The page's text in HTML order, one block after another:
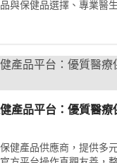
與保健品選擇、專業醫
產品平台：優質醫療
健產品供應商，提供多